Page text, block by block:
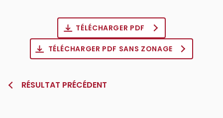
TÉLÉCHARGER PDF
TÉLÉCHARGER PDF SANS ZONAGE
RÉSULTAT PRÉCÉDENT